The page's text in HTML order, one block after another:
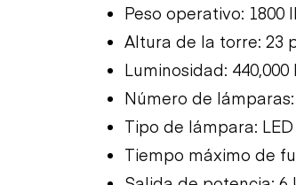
Peso operativo: 1800
Altura de la torre: 23
Luminosidad:
Número de
Tipo de lámpara: LED
Tiempo máximo de